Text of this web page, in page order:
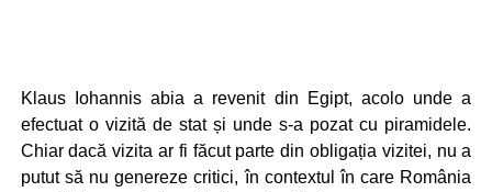
Klaus Iohannis abia a revenit din Egipt, acolo unde a
efectuat o vizită de stat și unde s-a pozat cu piramidele.
Chiar dacă vizita ar fi făcut parte din obligația vizitei, nu a
putut să nu genereze critici, în contextul în care România